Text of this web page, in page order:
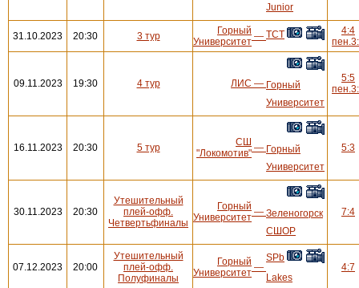
Junior
31.10.2023 20:30 3 тур
Горный
Университет — ТСТ
4:4
09.11.2023 19:30 4 тур ЛИС — Горный
Университет
5:5
16.11.2023 20:30 5 тур
СШ
"Локомотив" — Горный
Университет
5:3
30.11.2023 20:30
Утешительный
плей-офф.
Четвертьфиналы
Горный
Университет — Зеленогорск
СШОР
7:4
07.12.2023 20:00
Утешительный
плей-офф.
Полуфиналы
Горный
Университет —
SPb
Lakes
4:7